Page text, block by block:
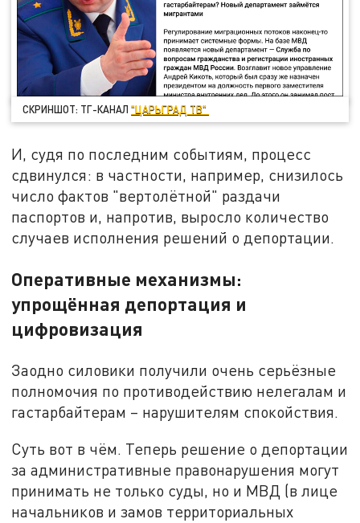
СКРИНШОТ: ТГ-КАНАЛ"ЦАРЬГРАД ТВ"
И, судя по последним событиям, процесс
сдвинулся: в частности, например, снизилось
число фактов "вертолётной" раздачи
паспортов и, напротив, выросло количество
случаев исполнения решений о депортации.
Оперативные механизмы:
упрощённая депортация и
цифровизация
Заодно силовики получили очень серьёзные
полномочия по противодействию нелегалам и
гастарбайтерам – нарушителям спокойствия.
Суть вот в чём. Теперь решение о депортации
за административные правонарушения могут
принимать не только суды, но и МВД (в лице
начальников и замов территориальных